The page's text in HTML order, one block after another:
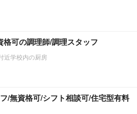
可の調理師/調理スタッフ
近学校内の厨房
/無資格可/シフト相談可/住宅型有料